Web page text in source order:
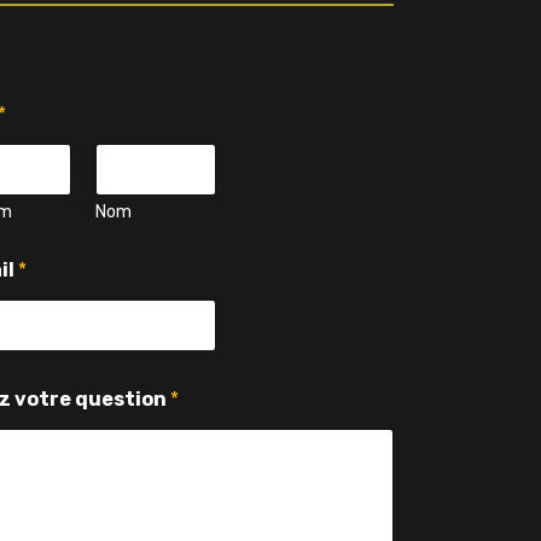
*
Nom
*
votre question *